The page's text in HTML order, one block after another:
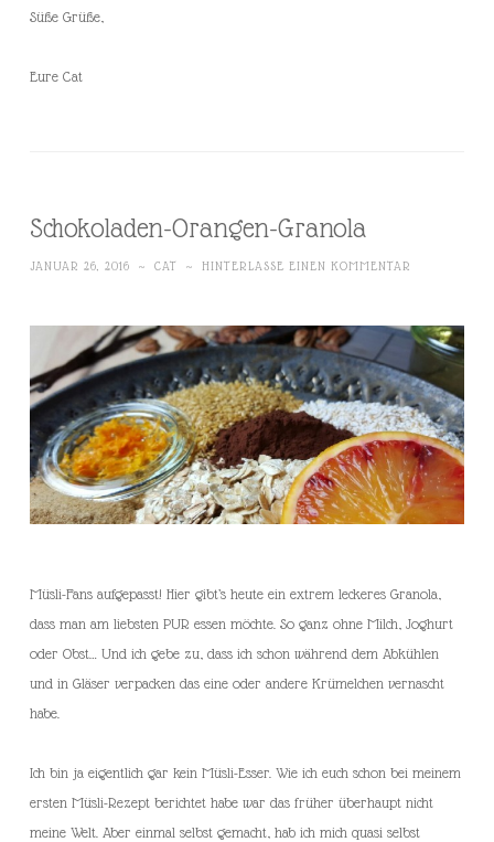
Süße Grüße,
Eure Cat
Schokoladen-Orangen-Granola
JANUAR 26, 2016 ~ CAT ~ HINTERLASSE EINEN KOMMENTAR
Müsli-Fans aufgepasst! Hier gibt’s heute ein extrem leckeres Granola,
dass man am liebsten PUR essen möchte. So ganz ohne Milch, Joghurt
oder Obst… Und ich gebe zu, dass ich schon während dem Abkühlen
und in Gläser verpacken das eine oder andere Krümelchen vernascht
habe.
Ich bin ja eigentlich gar kein Müsli-Esser. Wie ich euch schon bei meinem
ersten Müsli-Rezept berichtet habe war das früher überhaupt nicht
meine Welt. Aber einmal selbst gemacht, hab ich mich quasi selbst